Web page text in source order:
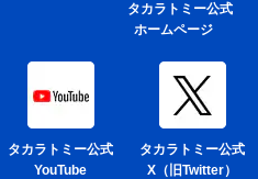
タカラトミー公式
ホームページ
タカラトミー公式
YouTube
タカラトミー公式
X（旧Twitter）